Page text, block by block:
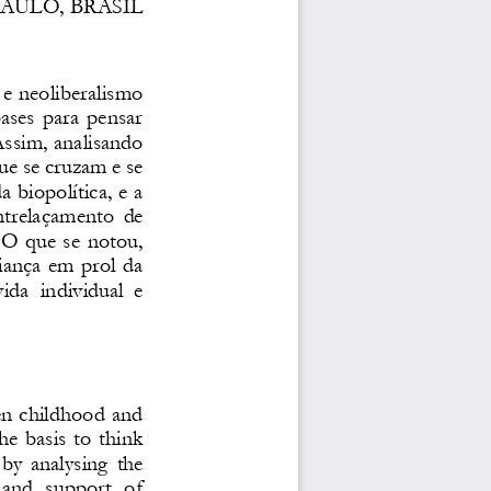
BRASIL
neoliberalismo
para  pensar
analisando
se cruzam e se
biopolítica, e a
ento  de
O que se notou,
em prol da
individual  e
childhood and
basis  to  think
analysing the